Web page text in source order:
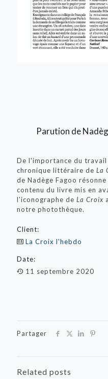
Parution de
De l'importance du
chronique littéraire de La
de Nadège Fagoo
contenu du livre mis en
l'iconographe de La Croix
notre photothèque.
Client:
La Croix l'hebdo
Date:
11 septembre 2020
Partager
Related posts